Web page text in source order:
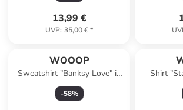
13,99 €
UVP: 35,00 €*
WOOOP
Sweatshirt "Banksy Love" in
Grau
-58%
Shirt